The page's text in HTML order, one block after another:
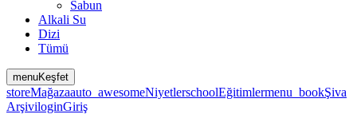
Sabun
Alkali Su
Dizi
Tümü
menuKeşfet
storeMağazaauto_awesomeNiyetlerschoolEğitimlermenu_bookŞiva
ArşiviloginGiriş